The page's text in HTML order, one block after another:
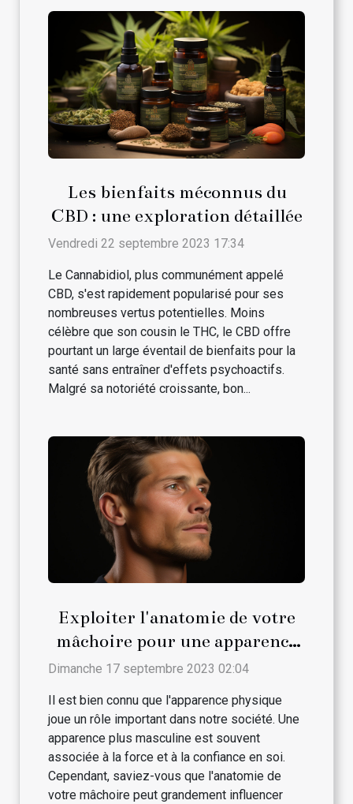
Les bienfaits méconnus du
CBD : une exploration détaillée
Vendredi 22 septembre 2023 17:34
Le Cannabidiol, plus communément appelé
CBD, s'est rapidement popularisé pour ses
nombreuses vertus potentielles. Moins
célèbre que son cousin le THC, le CBD offre
pourtant un large éventail de bienfaits pour la
santé sans entraîner d'effets psychoactifs.
Malgré sa notoriété croissante, bon...
Exploiter l'anatomie de votre
mâchoire pour une apparence
plus masculine
Dimanche 17 septembre 2023 02:04
Il est bien connu que l'apparence physique
joue un rôle important dans notre société. Une
apparence plus masculine est souvent
associée à la force et à la confiance en soi.
Cependant, saviez-vous que l'anatomie de
votre mâchoire peut grandement influencer